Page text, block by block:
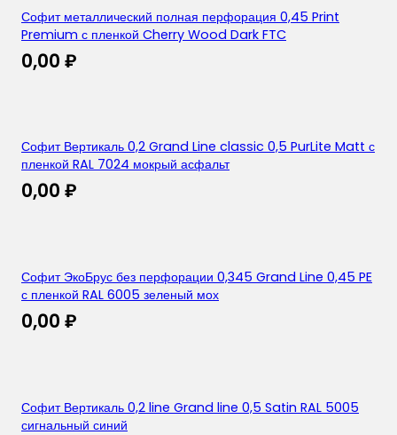
Софит металлический полная перфорация 0,45 Print
Premium с пленкой Cherry Wood Dark FTC
0,00 ₽
Софит Вертикаль 0,2 Grand Line classic 0,5 PurLite Matt с
пленкой RAL 7024 мокрый асфальт
0,00 ₽
Софит ЭкоБрус без перфорации 0,345 Grand Line 0,45 PE
с пленкой RAL 6005 зеленый мох
0,00 ₽
Софит Вертикаль 0,2 line Grand line 0,5 Satin RAL 5005
сигнальный синий